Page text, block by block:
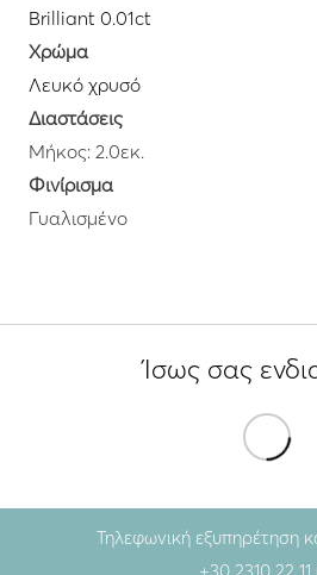
Brilliant 0.01ct
Χρώμα
Λευκό χρυσό
Διαστάσεις
Μήκος: 2.0εκ.
Φινίρισμα
Γυαλισμένο
Ίσως σας
Τηλεφωνική εξυπηρέτηση
+30 2310 22 11